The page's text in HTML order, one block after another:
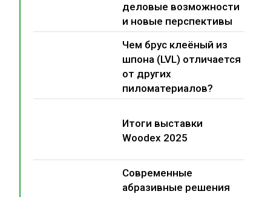
деловые возможности
и новые перспективы
Чем брус клеёный из
шпона (LVL) отличается
от других
пиломатериалов?
Итоги выставки
Woodex 2025
Современные
абразивные решения